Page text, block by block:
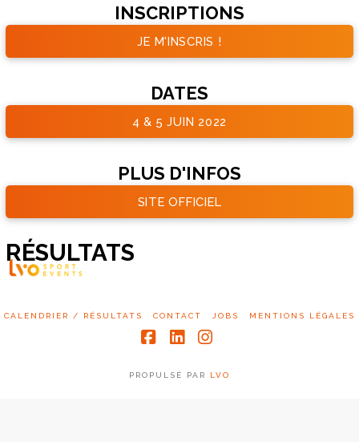
INSCRIPTIONS
JE M'INSCRIS !
DATES
4 & 5 JUIN 2022
PLUS D'INFOS
SITE OFFICIEL
RÉSULTATS
CALENDRIER / RÉSULTATS CONTACT JOBS MENTIONS LÉGALES
PROPULSÉ PAR LVO